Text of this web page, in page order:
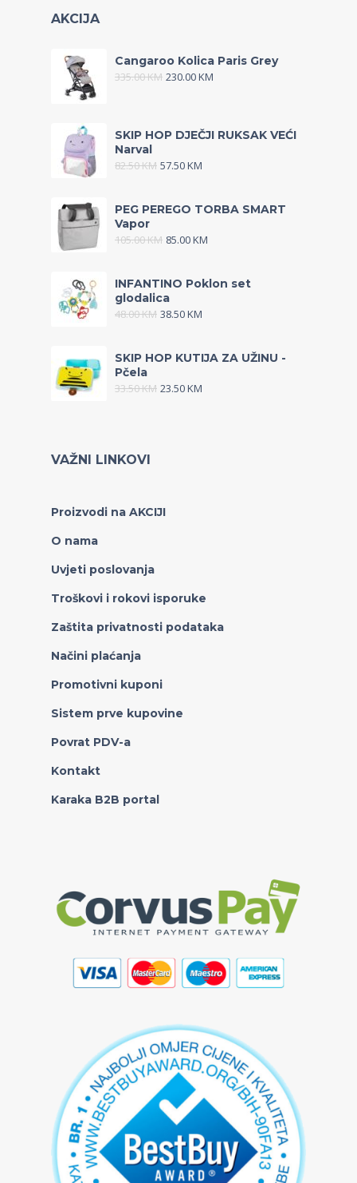
AKCIJA
Cangaroo Kolica Paris Grey
335.00KM 230.00KM
SKIP HOP DJEČJI RUKSAK VEĆI
Narval
82.50KM 57.50KM
PEG PEREGO TORBA SMART
Vapor
105.00KM 85.00KM
INFANTINO Poklon set
glodalica
48.00KM 38.50KM
SKIP HOP KUTIJA ZA UŽINU -
Pčela
33.50KM 23.50KM
VAŽNI LINKOVI
Proizvodi na AKCIJI
O nama
Uvjeti poslovanja
Troškovi i rokovi isporuke
Zaštita privatnosti podataka
Načini plaćanja
Promotivni kuponi
Sistem prve kupovine
Povrat PDV-a
Kontakt
Karaka B2B portal